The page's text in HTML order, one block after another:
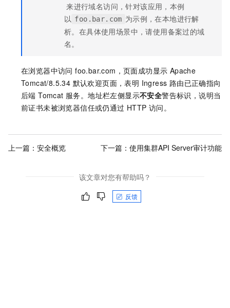
来进行域名访问，针对该应用，本例
以 foo.bar.com 为示例，在本地进行解
析。在具体使用场景中，请使用备案过的域
名。
在浏览器中访问 foo.bar.com，页面成功显示 Apache
Tomcat/8.5.34 默认欢迎页面，表明 Ingress 路由已正确指向
后端 Tomcat 服务。地址栏左侧显示不安全警告标识，说明当
前证书未被浏览器信任或仍通过 HTTP 访问。
上一篇： 安全概览 下一篇： 使用集群API Server审计功能
该文章对您有帮助吗？
反馈